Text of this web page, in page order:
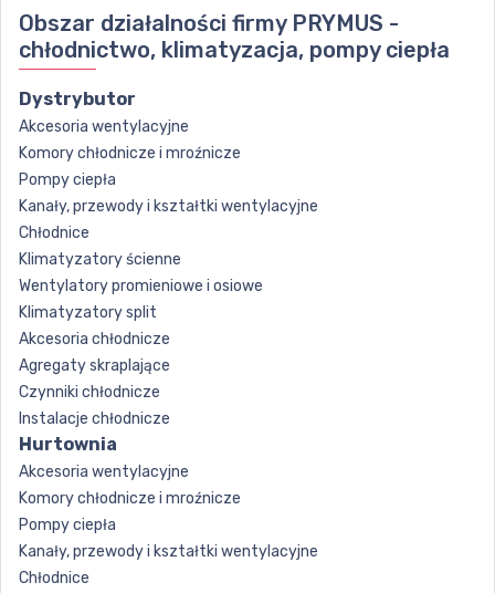
Obszar działalności firmy PRYMUS -
chłodnictwo, klimatyzacja, pompy ciepła
Dystrybutor
Akcesoria wentylacyjne
Komory chłodnicze i mroźnicze
Pompy ciepła
Kanały, przewody i kształtki wentylacyjne
Chłodnice
Klimatyzatory ścienne
Wentylatory promieniowe i osiowe
Klimatyzatory split
Akcesoria chłodnicze
Agregaty skraplające
Czynniki chłodnicze
Instalacje chłodnicze
Hurtownia
Akcesoria wentylacyjne
Komory chłodnicze i mroźnicze
Pompy ciepła
Kanały, przewody i kształtki wentylacyjne
Chłodnice